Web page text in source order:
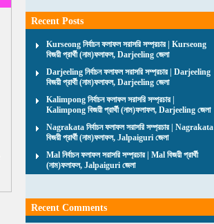
Recent Posts
Kurseong নির্বাচন ফলাফল সরাসরি সম্প্রচার | Kurseong
বিজয়ী প্রার্থী (নাম)ফলাফল, Darjeeling জেলা
Darjeeling নির্বাচন ফলাফল সরাসরি সম্প্রচার | Darjeeling
বিজয়ী প্রার্থী (নাম)ফলাফল, Darjeeling জেলা
Kalimpong নির্বাচন ফলাফল সরাসরি সম্প্রচার |
Kalimpong বিজয়ী প্রার্থী (নাম)ফলাফল, Darjeeling জেলা
Nagrakata নির্বাচন ফলাফল সরাসরি সম্প্রচার | Nagrakata
বিজয়ী প্রার্থী (নাম)ফলাফল, Jalpaiguri জেলা
Mal নির্বাচন ফলাফল সরাসরি সম্প্রচার | Mal বিজয়ী প্রার্থী
(নাম)ফলাফল, Jalpaiguri জেলা
Recent Comments